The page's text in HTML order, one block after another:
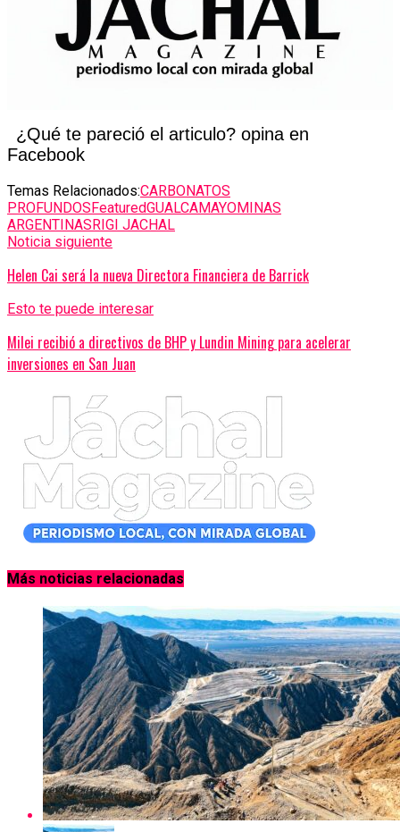
¿Qué te pareció el articulo? opina en
Facebook
Temas Relacionados:CARBONATOS
PROFUNDOSFeaturedGUALCAMAYOMINAS
ARGENTINASRIGI JACHAL
Noticia siguiente
Helen Cai será la nueva Directora Financiera de Barrick
Esto te puede interesar
Milei recibió a directivos de BHP y Lundin Mining para acelerar
inversiones en San Juan
Más noticias relacionadas